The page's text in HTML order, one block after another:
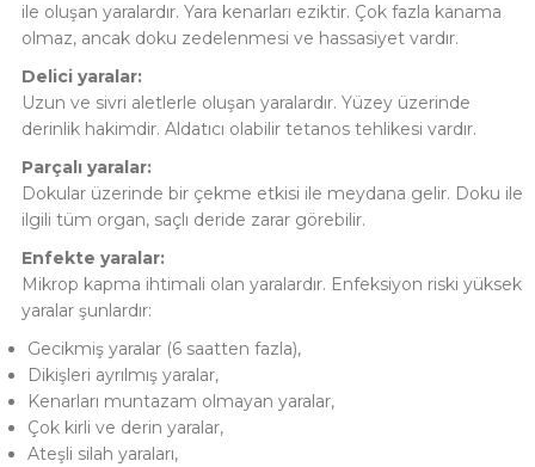
ile oluşan yaralardır. Yara kenarları eziktir. Çok fazla kanama
olmaz, ancak doku zedelenmesi ve hassasiyet vardır.
Delici yaralar:
Uzun ve sivri aletlerle oluşan yaralardır. Yüzey üzerinde
derinlik hakimdir. Aldatıcı olabilir tetanos tehlikesi vardır.
Parçalı yaralar:
Dokular üzerinde bir çekme etkisi ile meydana gelir. Doku ile
ilgili tüm organ, saçlı deride zarar görebilir.
Enfekte yaralar:
Mikrop kapma ihtimali olan yaralardır. Enfeksiyon riski yüksek
yaralar şunlardır:
Gecikmiş yaralar (6 saatten fazla),
Dikişleri ayrılmış yaralar,
Kenarları muntazam olmayan yaralar,
Çok kirli ve derin yaralar,
Ateşli silah yaraları,